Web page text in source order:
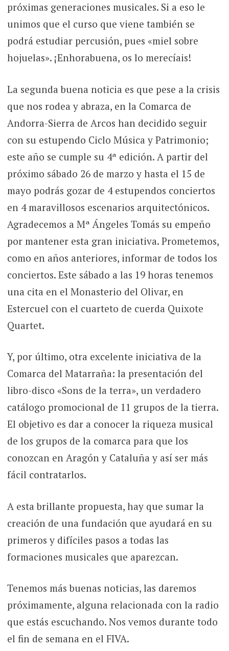
próximas generaciones musicales. Si a eso le
unimos que el curso que viene también se
podrá estudiar percusión, pues «miel sobre
hojuelas». ¡Enhorabuena, os lo merecíais!
La segunda buena noticia es que pese a la crisis
que nos rodea y abraza, en la Comarca de
Andorra-Sierra de Arcos han decidido seguir
con su estupendo Ciclo Música y Patrimonio;
este año se cumple su 4ª edición. A partir del
próximo sábado 26 de marzo y hasta el 15 de
mayo podrás gozar de 4 estupendos conciertos
en 4 maravillosos escenarios arquitectónicos.
Agradecemos a Mª Ángeles Tomás su empeño
por mantener esta gran iniciativa. Prometemos,
como en años anteriores, informar de todos los
conciertos. Este sábado a las 19 horas tenemos
una cita en el Monasterio del Olivar, en
Estercuel con el cuarteto de cuerda Quixote
Quartet.
Y, por último, otra excelente iniciativa de la
Comarca del Matarraña: la presentación del
libro-disco «Sons de la terra», un verdadero
catálogo promocional de 11 grupos de la tierra.
El objetivo es dar a conocer la riqueza musical
de los grupos de la comarca para que los
conozcan en Aragón y Cataluña y así ser más
fácil contratarlos.
A esta brillante propuesta, hay que sumar la
creación de una fundación que ayudará en su
primeros y difíciles pasos a todas las
formaciones musicales que aparezcan.
Tenemos más buenas noticias, las daremos
próximamente, alguna relacionada con la radio
que estás escuchando. Nos vemos durante todo
el fin de semana en el FIVA.